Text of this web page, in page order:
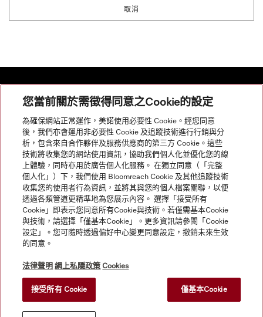
取消
網站導航
服務
© Copyright, Miele Hong Kong Ltd. All rights reserved.
您當前關於需徵得同意之Cookie的設定
為確保網站正常運作，美諾使用必要性 Cookie。經您同意
後，我們亦會運用非必要性 Cookie 及追蹤技術進行行銷與分
析，包含來自合作夥伴及服務供應商的第三方 Cookie。這些
技術將收集您的網站使用資訊，協助我們個人化並優化您的線
上體驗，同時亦用於廣告個人化服務。 在獨立同意（「完整
個人化」）下，我們使用 Bloomreach Cookie 及其他追蹤技術
收集您的使用者行為資訊，並將其與您的個人檔案關聯，以便
透過各類管道更精準地為您展示內容。 選擇「接受所有
Cookie」即表示您同意所有Cookie與技術。若僅需基本Cookie
與技術，請選擇「僅基本Cookie」。更多資訊請參閱「Cookie
設定」。您可隨時透過偏好中心變更同意設定，撤銷未來生效
的同意。
法律聲明 網上私隱政策 Cookies
接受所有 Cookie 僅基本Cookie